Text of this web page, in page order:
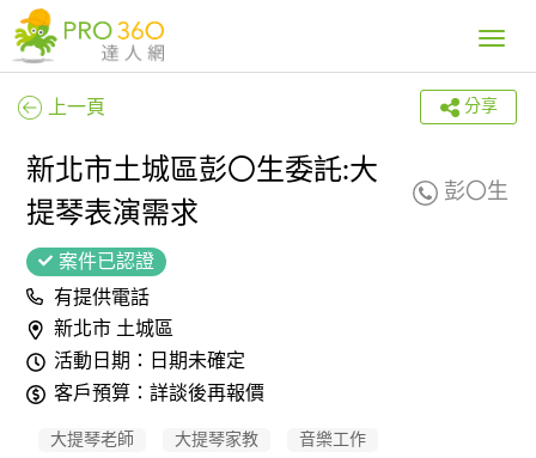
Toggle
上一頁 分享
新北市土城區彭〇生委託:大
提琴表演需求
彭〇生
案件已認證
有提供電話
新北市 土城區
活動日期：日期未確定
客戶預算：詳談後再報價
大提琴老師 大提琴家教 音樂工作